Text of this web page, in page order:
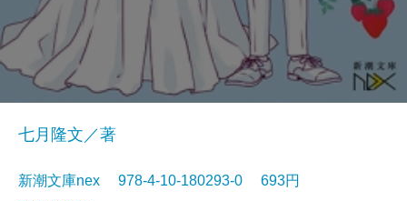
七月隆文／著
新潮文庫nex 978-4-10-180293-0 693円